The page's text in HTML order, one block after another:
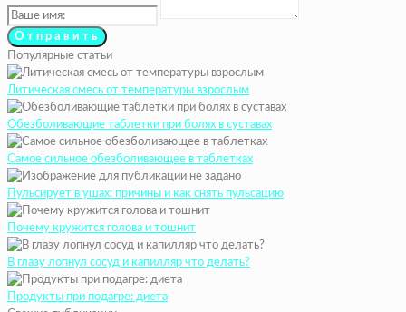
Популярные статьи
Литическая смесь от температуры взрослым
Обезболивающие таблетки при болях в суставах
Самое сильное обезболивающее в таблетках
Пульсирует в ушах: причины и как снять пульсацию
Почему кружится голова и тошнит
В глазу лопнул сосуд и капилляр что делать?
Продукты при подагре: диета